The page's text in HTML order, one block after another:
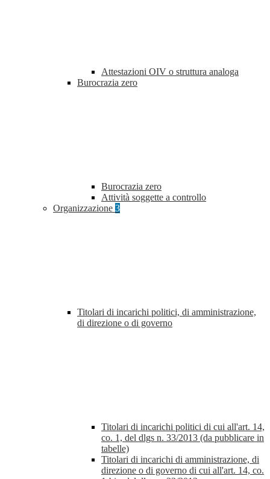
Attestazioni OIV o struttura analoga
Burocrazia zero
Burocrazia zero
Attività soggette a controllo
Organizzazione 3
Titolari di incarichi politici, di amministrazione,
di direzione o di governo
Titolari di incarichi politici di cui all'art. 14,
co. 1, del dlgs n. 33/2013 (da pubblicare in
tabelle)
Titolari di incarichi di amministrazione, di
direzione o di governo di cui all'art. 14, co.